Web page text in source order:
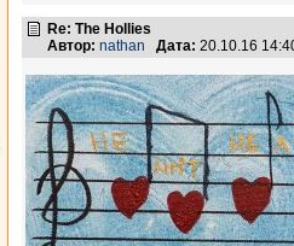
Re: The Hollies
Автор: nathan Дата: 20.10.16